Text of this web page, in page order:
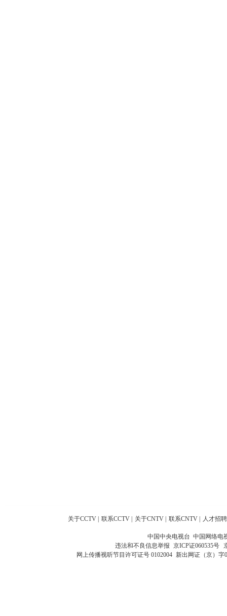
关于CCTV 联系CCTV 关于CNTV 联系CNTV 人才招聘
中国中央电视台 中国网络电
违法和不良信息举报 京ICP证060535号
网上传播视听节目许可证号 0102004 新出网证（京）